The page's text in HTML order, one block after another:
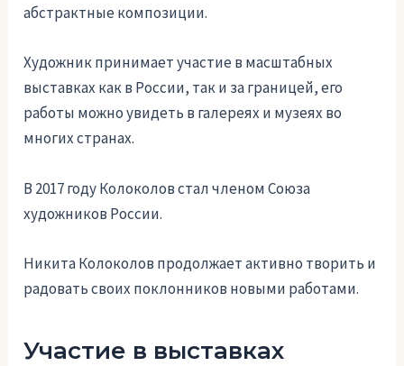
абстрактные композиции.
Художник принимает участие в масштабных
выставках как в России, так и за границей, его
работы можно увидеть в галереях и музеях во
многих странах.
В 2017 году Колоколов стал членом Союза
художников России.
Никита Колоколов продолжает активно творить и
радовать своих поклонников новыми работами.
Участие в выставках